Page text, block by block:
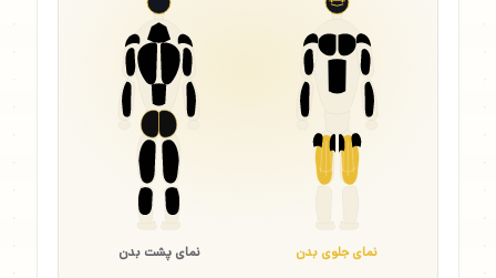
نمای جلوی بدن نمای پشت بدن